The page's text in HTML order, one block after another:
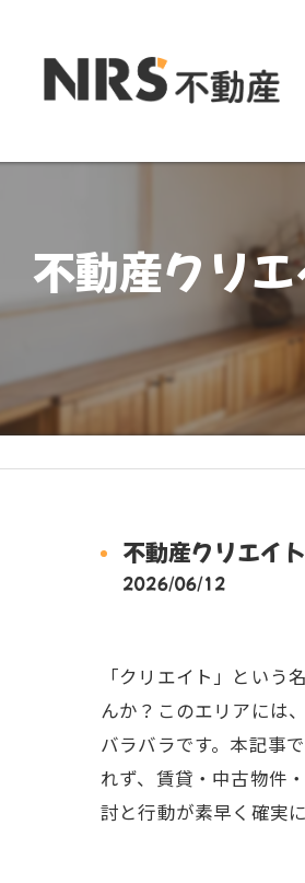
不動産クリ
不動産クリエイ
2026/06/12
「クリエイト」とい
んか？このエリアには
バラバラです。本記事
れず、賃貸・中古物件
討と行動が素早く確実